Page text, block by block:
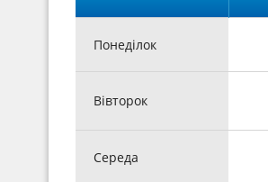
Понеділок
Вівторок
Середа